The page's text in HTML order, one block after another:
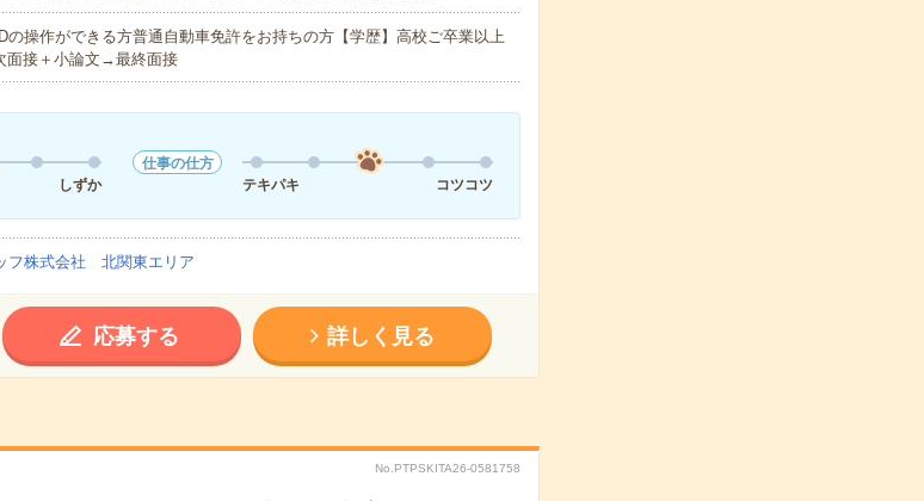
の操作ができる方普通自動車免許をお持ちの方【学歴】高校ご卒業以上
面接＋小論文→最終面接
しずか
仕事の仕方
テキパキ
コツコツ
フ株式会社 北関東エリア
応募する 詳しく見る
No.PTPSKITA26-0581758